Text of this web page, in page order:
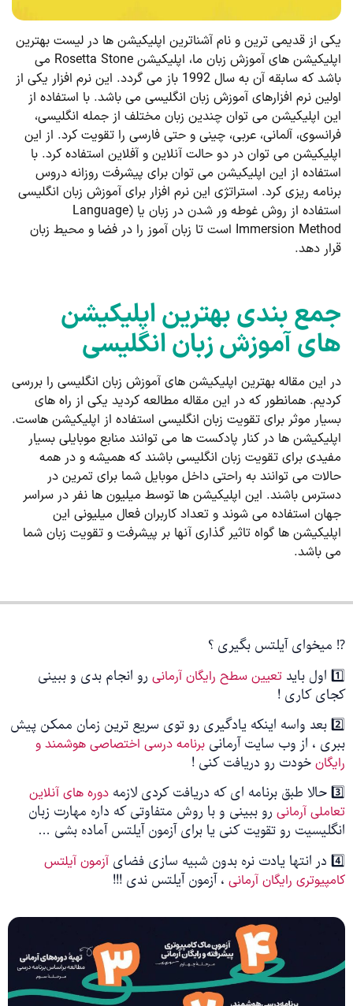
یکی از قدیمی ترین و نام آشناترین اپلیکیشن ها در لیست بهترین
اپلیکیشن های آموزش زبان ما، اپلیکیشن Rosetta Stone می
باشد که سابقه آن به سال 1992 باز می گردد. این نرم افزار یکی از
اولین نرم افزارهای آموزش زبان انگلیسی می باشد. با استفاده از
این اپلیکیشن می توان چندین زبان مختلف از جمله انگلیسی،
فرانسوی، آلمانی، عربی، چینی و حتی فارسی را تقویت کرد. از این
اپلیکیشن می توان در دو حالت آنلاین و آفلاین استفاده کرد. با
استفاده از این اپلیکیشن می توان برای پیشرفت روزانه دروس
برنامه ریزی کرد. استراتژی این نرم افزار برای آموزش زبان انگلیسی
استفاده از روش غوطه ور شدن در زبان یا (Language
Immersion Method است تا زبان آموز را در فضا و محیط زبان
قرار دهد.
جمع بندی بهترین اپلیکیشن
های آموزش زبان انگلیسی
در این مقاله بهترین اپلیکیشن های آموزش زبان انگلیسی را بررسی
کردیم. همانطور که در این مقاله مطالعه کردید یکی از راه های
بسیار موثر برای تقویت زبان انگلیسی استفاده از اپلیکیشن هاست.
اپلیکیشن ها در کنار پادکست ها می توانند منابع موبایلی بسیار
مفیدی برای تقویت زبان انگلیسی باشند که همیشه و در همه
حالات می توانند به راحتی داخل موبایل شما برای تمرین در
دسترس باشند. این اپلیکیشن ها توسط میلیون ها نفر در سراسر
جهان استفاده می شوند و تعداد کاربران فعال میلیونی این
اپلیکیشن ها گواه تاثیر گذاری آنها بر پیشرفت و تقویت زبان شما
می باشد.
⁉️ میخوای آیلتس بگیری ؟
1️⃣ اول باید
تعیین سطح رایگان آرمانی رو انجام بدی و ببینی
کجای کاری !
2️⃣ بعد واسه اینکه یادگیری رو توی سریع ترین زمان ممکن پیش
ببری ، از وب سایت آرمانی برنامه درسی اختصاصی هوشمند و
رایگان خودت رو دریافت کنی !
3️⃣ حالا طبق برنامه ای که دریافت کردی لازمه
دوره های آنلاین
تعاملی آرمانی رو ببینی و با روش متفاوتی که داره مهارت زبان
انگلیسیت رو تقویت کنی یا برای آزمون آیلتس آماده بشی …
4️⃣ در انتها یادت نره بدون شبیه سازی فضای
آزمون آیلتس
کامپیوتری رایگان آرمانی ، آزمون آیلتس ندی !!!